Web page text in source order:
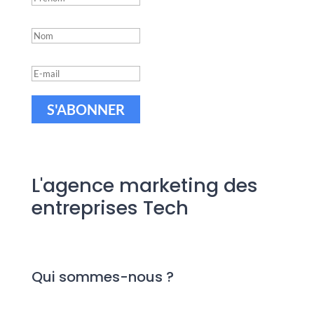
S'ABONNER
L'agence marketing des
entreprises Tech
Qui sommes-nous ?